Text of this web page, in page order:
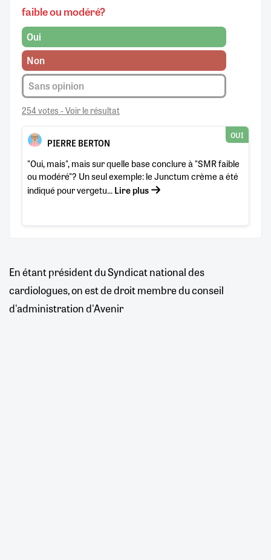
faible ou modéré?
Oui
Non
Sans opinion
254 votes - Voir le résultat
PIERRE BERTON
OUI
"Oui, mais", mais sur quelle base conclure à "SMR faible
ou modéré"? Un seul exemple: le Junctum crème a été
indiqué pour vergetu...Lire plus
En étant président du Syndicat national des
cardiologues, on est de droit membre du conseil
d'administration d'Avenir